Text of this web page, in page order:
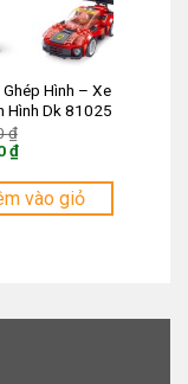
Hình – Xe
Hình Dk 81025
₫
210.000 ₫.
₫
vào giỏ